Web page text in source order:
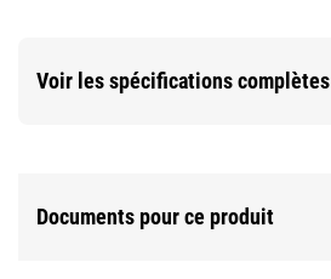
Voir les spécifications complètes
Documents pour ce produit